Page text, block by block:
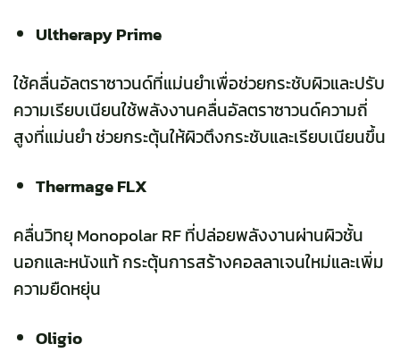
Ultherapy Prime
ใช้คลื่นอัลตราซาวนด์ที่แม่นยำเพื่อช่วยกระชับผิวและปรับ
ความเรียบเนียนใช้พลังงานคลื่นอัลตราซาวนด์ความถี่
สูงที่แม่นยำ ช่วยกระตุ้นให้ผิวตึงกระชับและเรียบเนียนขึ้น
Thermage FLX
คลื่นวิทยุ Monopolar RF ที่ปล่อยพลังงานผ่านผิวชั้น
นอกและหนังแท้ กระตุ้นการสร้างคอลลาเจนใหม่และเพิ่ม
ความยืดหยุ่น
Oligio